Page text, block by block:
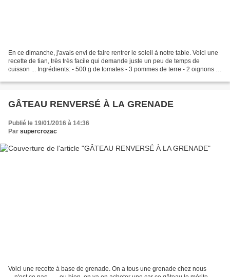
En ce dimanche, j'avais envi de faire rentrer le soleil à notre table. Voici une
recette de tian, très très facile qui demande juste un peu de temps de
cuisson ... Ingrédients: - 500 g de tomates - 3 pommes de terre - 2 oignons -
GÂTEAU RENVERSÉ À LA GRENADE
Publié le 19/01/2016 à 14:36
Par supercrozac
Voici une recette à base de grenade. On a tous une grenade chez nous